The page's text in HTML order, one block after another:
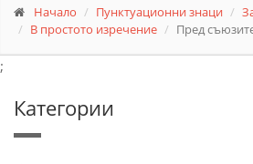
Начало Пунктуационни знаци
В простото изречение
Пред
;
Категории